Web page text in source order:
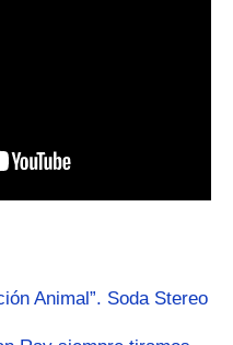
Animal”. Soda Stereo